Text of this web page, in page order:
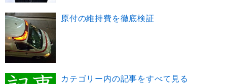
原付の維持費を徹底検証
カテゴリー内の記事をすべて見る